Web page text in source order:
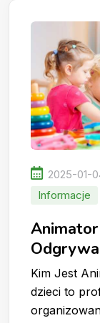
2025-01-
Informacje
Wynająć?
Kim Jest
dzieci to